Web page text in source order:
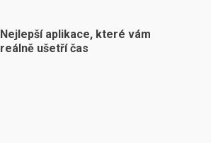
Nejlepší aplikace, které vám
reálně ušetří čas